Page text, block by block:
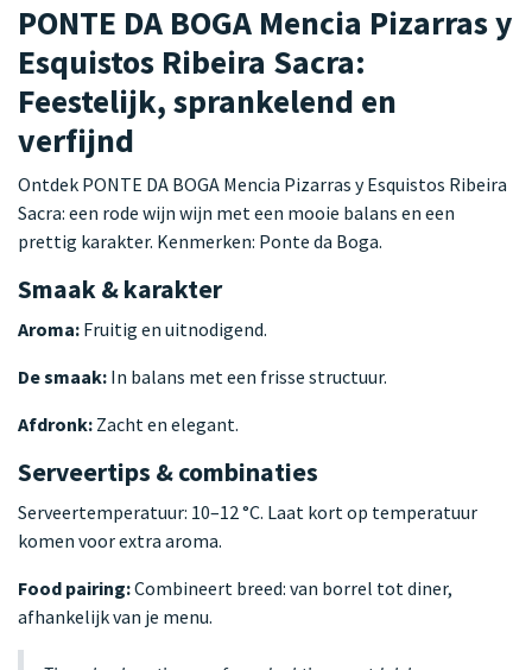
PONTE DA BOGA Mencia Pizarras y
Esquistos Ribeira Sacra:
Feestelijk, sprankelend en
verfijnd
Ontdek PONTE DA BOGA Mencia Pizarras y Esquistos Ribeira
Sacra: een rode wijn wijn met een mooie balans en een
prettig karakter. Kenmerken: Ponte da Boga.
Smaak & karakter
Aroma: Fruitig en uitnodigend.
De smaak: In balans met een frisse structuur.
Afdronk: Zacht en elegant.
Serveertips & combinaties
Serveertemperatuur: 10–12 °C. Laat kort op temperatuur
komen voor extra aroma.
Food pairing:Combineert breed: van borrel tot diner,
afhankelijk van je menu.